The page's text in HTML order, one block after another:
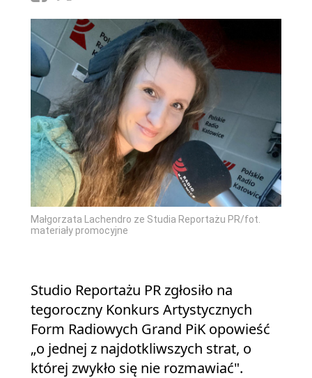
Małgorzata Lachendro ze Studia Reportażu PR/fot.
materiały promocyjne
Studio Reportażu PR zgłosiło na
tegoroczny Konkurs Artystycznych
Form Radiowych Grand PiK opowieść
„o jednej z najdotkliwszych strat, o
której zwykło się nie rozmawiać".